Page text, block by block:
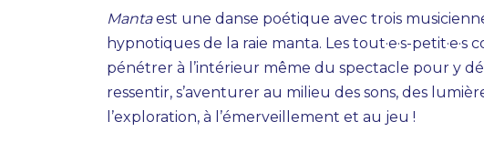
Mantaest une danse poétique avec trois
hypnotiques de la raie manta. Les tout·e·s-petit·e·s
pénétrer à l’intérieur même du spectacle pour y
ressentir, s’aventurer au milieu des sons, des
l’exploration, à l’émerveillement et au jeu !